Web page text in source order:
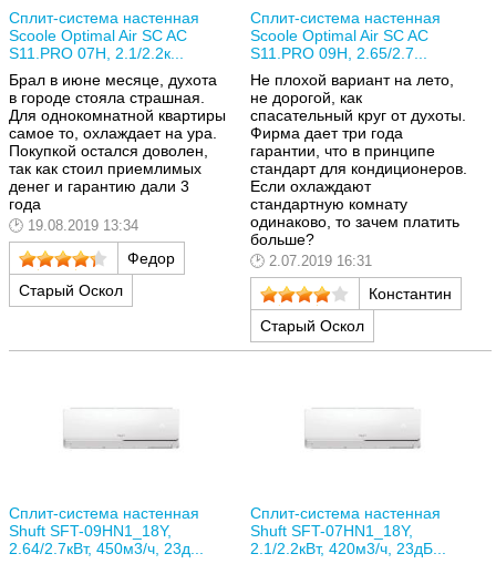
Сплит-система настенная
Scoole Optimal Air SC AC
S11.PRO 07H, 2.1/2.2к...
Брал в июне месяце, духота
в городе стояла страшная.
Для однокомнатной квартиры
самое то, охлаждает на ура.
Покупкой остался доволен,
так как стоил приемлимых
денег и гарантию дали 3
года
19.08.2019 13:34
Федор
Старый Оскол
Сплит-система настенная
Scoole Optimal Air SC AC
S11.PRO 09H, 2.65/2.7...
Не плохой вариант на лето,
не дорогой, как
спасательный круг от духоты.
Фирма дает три года
гарантии, что в принципе
стандарт для кондиционеров.
Если охлаждают
стандартную комнату
одинаково, то зачем платить
больше?
2.07.2019 16:31
Константин
Старый Оскол
Сплит-система настенная
Shuft SFT-09HN1_18Y,
2.64/2.7кВт, 450м3/ч, 23д...
Сплит-система настенная
Shuft SFT-07HN1_18Y,
2.1/2.2кВт, 420м3/ч, 23дБ...